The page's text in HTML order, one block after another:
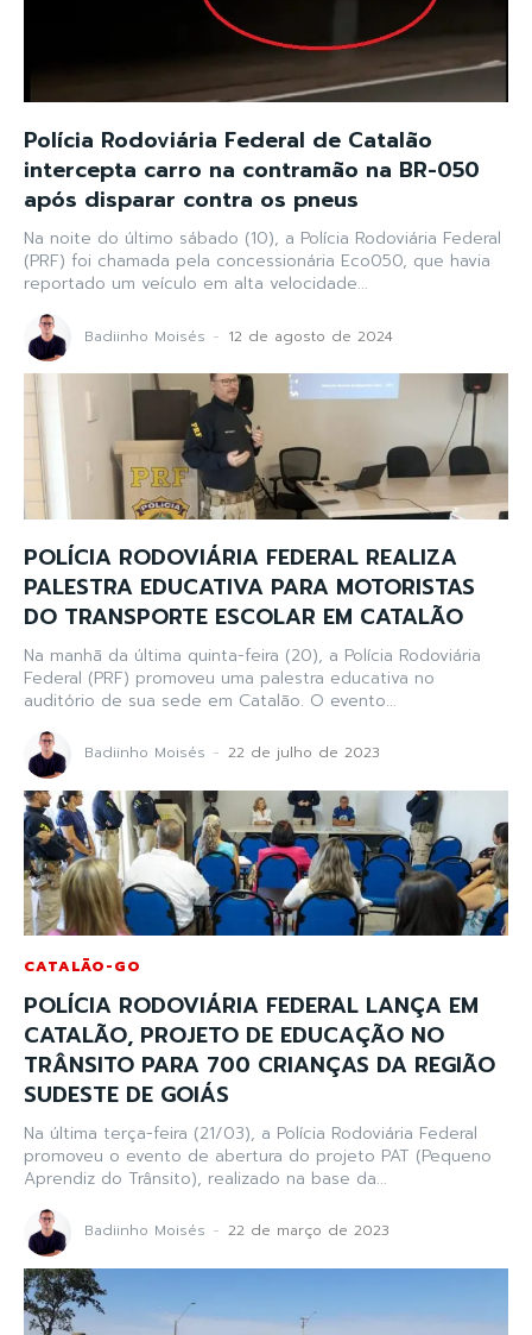
Polícia Rodoviária Federal de Catalão
intercepta carro na contramão na BR-050
após disparar contra os pneus
Na noite do último sábado (10), a Polícia Rodoviária Federal
(PRF) foi chamada pela concessionária Eco050, que havia
reportado um veículo em alta velocidade...
Badiinho Moisés - 12 de agosto de 2024
POLÍCIA RODOVIÁRIA FEDERAL REALIZA
PALESTRA EDUCATIVA PARA MOTORISTAS
DO TRANSPORTE ESCOLAR EM CATALÃO
Na manhã da última quinta-feira (20), a Polícia Rodoviária
Federal (PRF) promoveu uma palestra educativa no
auditório de sua sede em Catalão. O evento...
Badiinho Moisés - 22 de julho de 2023
CATALÃO-GO
POLÍCIA RODOVIÁRIA FEDERAL LANÇA EM
CATALÃO, PROJETO DE EDUCAÇÃO NO
TRÂNSITO PARA 700 CRIANÇAS DA REGIÃO
SUDESTE DE GOIÁS
Na última terça-feira (21/03), a Polícia Rodoviária Federal
promoveu o evento de abertura do projeto PAT (Pequeno
Aprendiz do Trânsito), realizado na base da...
Badiinho Moisés - 22 de março de 2023